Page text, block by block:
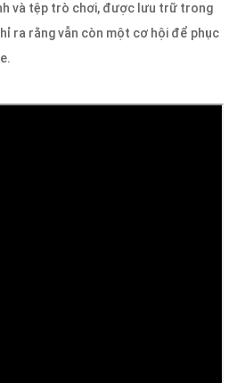
và tệp trò chơi, được lưu trữ trong
ra rằng vẫn còn một cơ hội để phục